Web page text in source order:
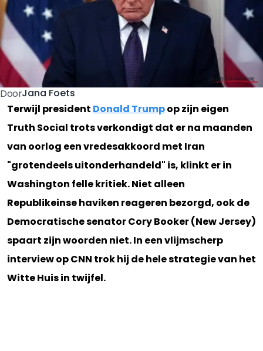
DoorJana Foets
Terwijl president Donald Trumpop zijn eigen
Truth Social trots verkondigt dat er na maanden
van oorlog een vredesakkoord met Iran
"grotendeels uitonderhandeld" is, klinkt er in
Washington felle kritiek. Niet alleen
Republikeinse haviken reageren bezorgd, ook de
Democratische senator Cory Booker (New Jersey)
spaart zijn woorden niet. In een vlijmscherp
interview op CNN trok hij de hele strategie van het
Witte Huis in twijfel.